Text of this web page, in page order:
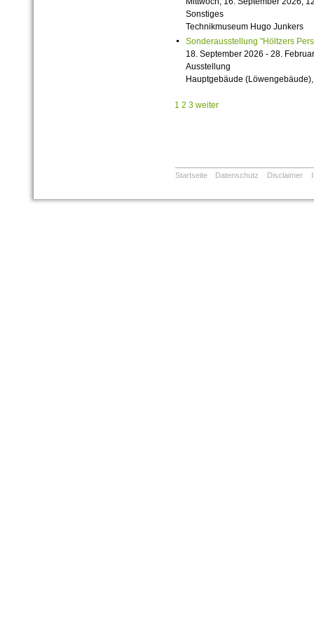
Sonstiges
Technikmuseum Hugo Junkers
Sonderausstellung "Höltzers
18. September 2026 - 28.
Ausstellung
Hauptgebäude
1 2 3 weiter
Startseite Datenschutz Disclaimer